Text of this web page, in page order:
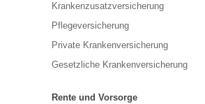
Krankenzusatzversicherung
Pflegeversicherung
Private Krankenversicherung
Gesetzliche Krankenversicherung
Rente und Vorsorge